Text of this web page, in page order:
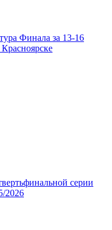
Финала за 13-16
серии
2026